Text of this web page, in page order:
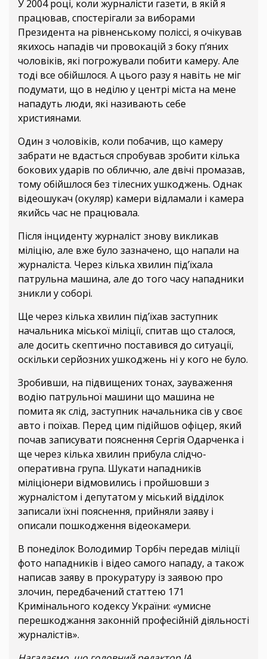
У 2004 році, коли журналісти газети, в якій я
працював, спостерігали за виборами
Президента на рівненському поліссі, я очікував
якихось нападів чи провокацій з боку п’яних
чоловіків, які погрожували побити камеру. Але
тоді все обійшлося. А цього разу я навіть не міг
подумати, що в неділю у центрі міста на мене
нападуть люди, які називають себе
християнами.
Один з чоловіків, коли побачив, що камеру
забрати не вдасться спробував зробити кілька
бокових ударів по обличчю, але двічі промазав,
тому обійшлося без тілесних ушкоджень. Однак
відеошукач (окуляр) камери відламали і камера
якийсь час не працювала.
Після інциденту журналіст знову викликав
міліцію, але вже було зазначено, що напали на
журналіста. Через кілька хвилин під’їхала
патрульна машина, але до того часу нападники
зникли у соборі.
Ще через кілька хвилин під’їхав заступник
начальника міської міліції, спитав що сталося,
але досить скептично поставився до ситуації,
оскільки серйозних ушкоджень ні у кого не було.
Зробивши, на підвищених тонах, зауваження
водію патрульної машини що машина не
помита як слід, заступник начальника сів у своє
авто і поїхав. Перед цим підійшов офіцер, який
почав записувати пояснення Сергія Одарченка і
ще через кілька хвилин прибула слідчо-
оперативна група. Шукати нападників
міліціонери відмовились і пройшовши з
журналістом і депутатом у міський відділок
записали їхні пояснення, прийняли заяву і
описали пошкодження відеокамери.
В понеділок Володимир Торбіч передав міліції
фото нападників і відео самого нападу, а також
написав заяву в прокуратуру із заявою про
злочин, передбачений статтею 171
Кримінального кодексу України: «умисне
перешкоджання законній професійній діяльності
журналістів».